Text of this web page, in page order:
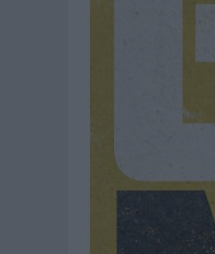
LA
05/08/2026
MONEDA”